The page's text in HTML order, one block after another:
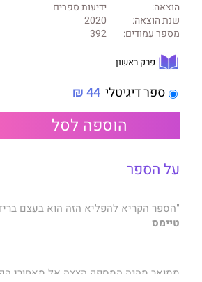
הוצאה:
ידיעות ספרים
שנת הוצאה:
2020
מספר עמודים:
392
פרק ראשון
ספר דיגיטלי 44 ₪
הוספה לסל
על הספר
"הספר הקריא להפליא הזה הוא בעצם
טיימס
ממואר מהנה המספק הצצה אל מאחורי